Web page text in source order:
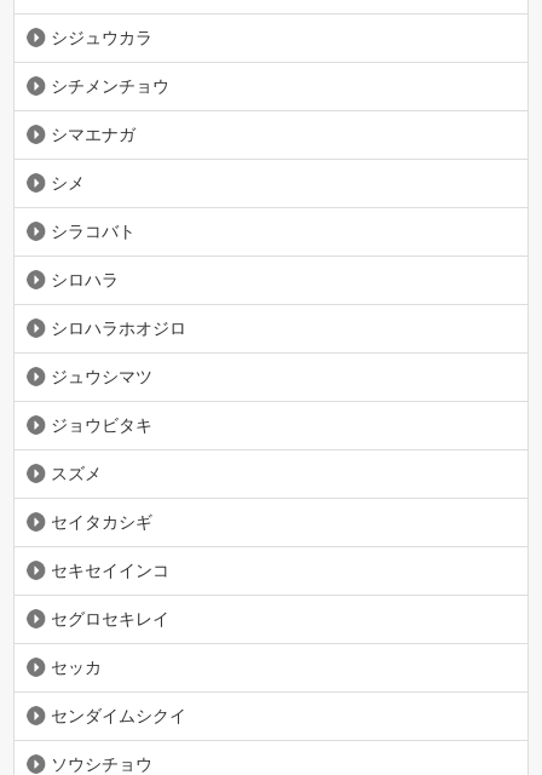
シジュウカラ
シチメンチョウ
シマエナガ
シメ
シラコバト
シロハラ
シロハラホオジロ
ジュウシマツ
ジョウビタキ
スズメ
セイタカシギ
セキセイインコ
セグロセキレイ
セッカ
センダイムシクイ
ソウシチョウ